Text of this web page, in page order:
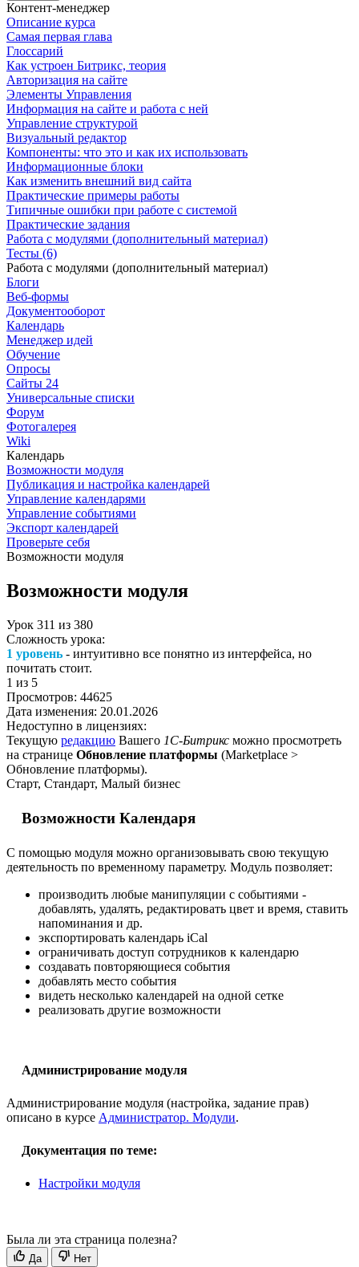
Контент-менеджер
Описание курса
Самая первая глава
Глоссарий
Как устроен Битрикс, теория
Авторизация на сайте
Элементы Управления
Информация на сайте и работа с ней
Управление структурой
Визуальный редактор
Компоненты: что это и как их использовать
Информационные блоки
Как изменить внешний вид сайта
Практические примеры работы
Типичные ошибки при работе с системой
Практические задания
Работа с модулями (дополнительный материал)
Тесты (6)
Работа с модулями (дополнительный материал)
Блоги
Веб-формы
Документооборот
Календарь
Менеджер идей
Обучение
Опросы
Сайты 24
Универсальные списки
Форум
Фотогалерея
Wiki
Календарь
Возможности модуля
Публикация и настройка календарей
Управление календарями
Управление событиями
Экспорт календарей
Проверьте себя
Возможности модуля
Возможности модуля
Урок 311 из 380
Сложность урока:
1 уровень - интуитивно все понятно из интерфейса, но
почитать стоит.
1 из 5
Просмотров: 44625
Дата изменения: 20.01.2026
Недоступно в лицензиях:
Текущую редакцию Вашего 1С-Битрикс можно просмотреть
на странице Обновление платформы (Marketplace >
Обновление платформы).
Старт, Стандарт, Малый бизнес
Возможности Календаря
С помощью модуля можно организовывать свою текущую
деятельность по временному параметру. Модуль позволяет:
производить любые манипуляции с событиями -
добавлять, удалять, редактировать цвет и время, ставить
напоминания и др.
экспортировать календарь iCal
ограничивать доступ сотрудников к календарю
создавать повторяющиеся события
добавлять место события
видеть несколько календарей на одной сетке
реализовать другие возможности
Администрирование модуля
Администрирование модуля (настройка, задание прав)
описано в курсе Администратор. Модули.
Документация по теме:
Настройки модуля
Была ли эта страница полезна?
Да Нет